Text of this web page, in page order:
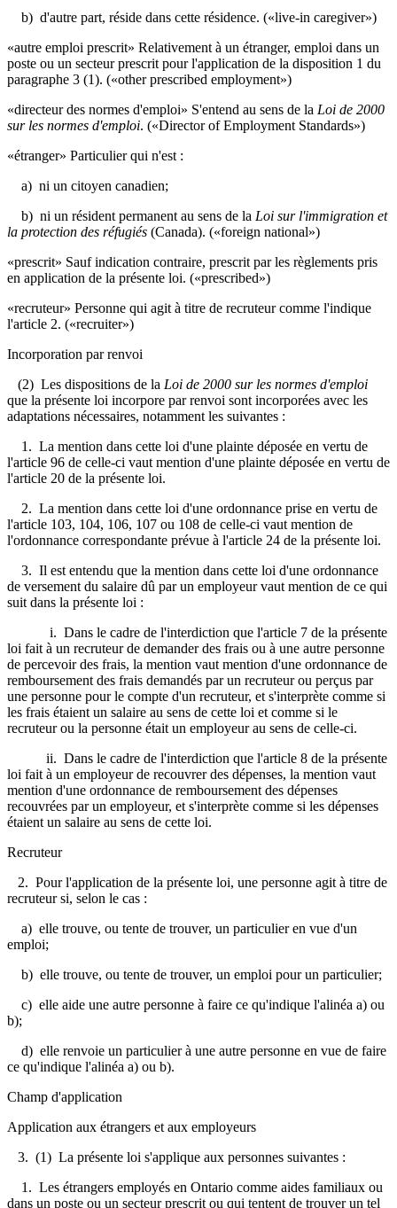
b) d'autre part, réside dans cette résidence. («live-in caregiver»)
«autre emploi prescrit» Relativement à un étranger, emploi dans un
poste ou un secteur prescrit pour l'application de la disposition 1 du
paragraphe 3 (1). («other prescribed employment»)
«directeur des normes d'emploi» S'entend au sens de la Loi de 2000
sur les normes d'emploi. («Director of Employment Standards»)
«étranger» Particulier qui n'est :
a) ni un citoyen canadien;
b) ni un résident permanent au sens de la Loi sur l'immigration et
la protection des réfugiés (Canada). («foreign national»)
«prescrit» Sauf indication contraire, prescrit par les règlements pris
en application de la présente loi. («prescribed»)
«recruteur» Personne qui agit à titre de recruteur comme l'indique
l'article 2. («recruiter»)
Incorporation par renvoi
(2) Les dispositions de la Loi de 2000 sur les normes d'emploi
que la présente loi incorpore par renvoi sont incorporées avec les
adaptations nécessaires, notamment les suivantes :
1. La mention dans cette loi d'une plainte déposée en vertu de
l'article 96 de celle-ci vaut mention d'une plainte déposée en vertu de
l'article 20 de la présente loi.
2. La mention dans cette loi d'une ordonnance prise en vertu de
l'article 103, 104, 106, 107 ou 108 de celle-ci vaut mention de
l'ordonnance correspondante prévue à l'article 24 de la présente loi.
3. Il est entendu que la mention dans cette loi d'une ordonnance
de versement du salaire dû par un employeur vaut mention de ce qui
suit dans la présente loi :
i. Dans le cadre de l'interdiction que l'article 7 de la présente
loi fait à un recruteur de demander des frais ou à une autre personne
de percevoir des frais, la mention vaut mention d'une ordonnance de
remboursement des frais demandés par un recruteur ou perçus par
une personne pour le compte d'un recruteur, et s'interprète comme si
les frais étaient un salaire au sens de cette loi et comme si le
recruteur ou la personne était un employeur au sens de celle-ci.
ii. Dans le cadre de l'interdiction que l'article 8 de la présente
loi fait à un employeur de recouvrer des dépenses, la mention vaut
mention d'une ordonnance de remboursement des dépenses
recouvrées par un employeur, et s'interprète comme si les dépenses
étaient un salaire au sens de cette loi.
Recruteur
2. Pour l'application de la présente loi, une personne agit à titre de
recruteur si, selon le cas :
a) elle trouve, ou tente de trouver, un particulier en vue d'un
emploi;
b) elle trouve, ou tente de trouver, un emploi pour un particulier;
c) elle aide une autre personne à faire ce qu'indique l'alinéa a) ou
b);
d) elle renvoie un particulier à une autre personne en vue de faire
ce qu'indique l'alinéa a) ou b).
Champ d'application
Application aux étrangers et aux employeurs
3. (1) La présente loi s'applique aux personnes suivantes :
1. Les étrangers employés en Ontario comme aides familiaux ou
dans un poste ou un secteur prescrit ou qui tentent de trouver un tel